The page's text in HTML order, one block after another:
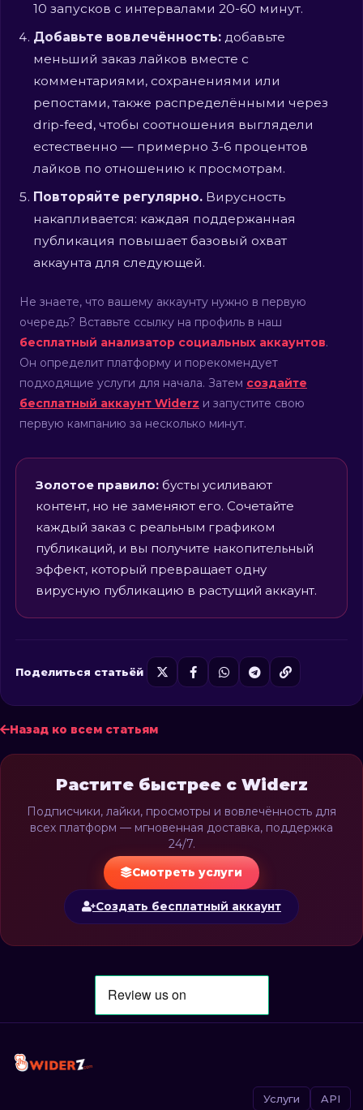
10 запусков с интервалами 20-60 минут.
Добавьте вовлечённость: добавьте
меньший заказ лайков вместе с
комментариями, сохранениями или
репостами, также распределёнными через
drip-feed, чтобы соотношения выглядели
естественно — примерно 3-6 процентов
лайков по отношению к просмотрам.
Повторяйте регулярно. Вирусность
накапливается: каждая поддержанная
публикация повышает базовый охват
аккаунта для следующей.
Не знаете, что вашему аккаунту нужно в первую
очередь? Вставьте ссылку на профиль в наш
бесплатный анализатор социальных аккаунтов.
Он определит платформу и порекомендует
подходящие услуги для начала. Затем создайте
бесплатный аккаунт Widerz и запустите свою
первую кампанию за несколько минут.
Золотое правило: бусты усиливают
контент, но не заменяют его. Сочетайте
каждый заказ с реальным графиком
публикаций, и вы получите накопительный
эффект, который превращает одну
вирусную публикацию в растущий аккаунт.
Поделиться статьёй
Назад ко всем статьям
Растите быстрее с Widerz
Подписчики, лайки, просмотры и вовлечённость для
всех платформ — мгновенная доставка, поддержка
24/7.
Смотреть услуги
Создать бесплатный аккаунт
Услуги API